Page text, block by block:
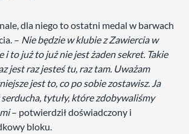
dla niego to ostatni medal w barwach
– Nie będzie w klubie z Zawiercia w
i to już to już nie jest żaden sekret. Takie
jest raz jesteś tu, raz tam. Uważam
jest to, co po sobie zostawisz. Ja
tytuły, które zdobywaliśmy
– potwierdził doświadczony i
bloku.